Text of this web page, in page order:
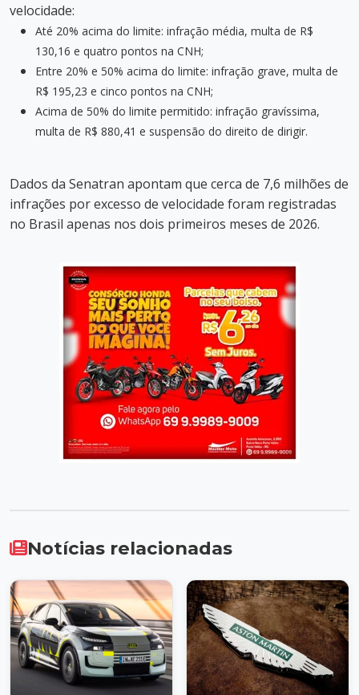
velocidade:
Até 20% acima do limite: infração média, multa de R$
130,16 e quatro pontos na CNH;
Entre 20% e 50% acima do limite: infração grave, multa de
R$ 195,23 e cinco pontos na CNH;
Acima de 50% do limite permitido: infração gravíssima,
multa de R$ 880,41 e suspensão do direito de dirigir.
Dados da Senatran apontam que cerca de 7,6 milhões de
infrações por excesso de velocidade foram registradas
no Brasil apenas nos dois primeiros meses de 2026.
Notícias relacionadas